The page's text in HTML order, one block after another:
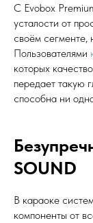
С Evobox
усталости от
своём
Пользователями
которых
передает такую
способна ни
SOUND
В караоке
компоненты от